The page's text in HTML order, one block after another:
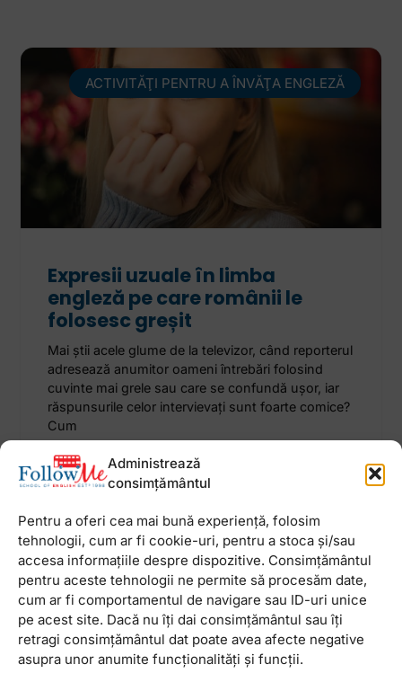
Administrează
consimțământul
Pentru a oferi cea mai bună experiență, folosim
tehnologii, cum ar fi cookie-uri, pentru a stoca și/sau
accesa informațiile despre dispozitive. Consimțământul
pentru aceste tehnologii ne permite să procesăm date,
cum ar fi comportamentul de navigare sau ID-uri unice
pe acest site. Dacă nu îți dai consimțământul sau îți
retragi consimțământul dat poate avea afecte negative
asupra unor anumite funcționalități și funcții.
ACTIVITĂŢI PENTRU A ÎNVĂŢA ENGLEZĂ
Expresii uzuale în limba
engleză pe care românii le
folosesc greșit
Mai știi acele glume de la televizor, când reporterul
adresează anumitor oameni întrebări folosind
cuvinte mai grele sau care se confundă ușor, iar
răspunsurile celor intervievați sunt foarte comice?
Cum
20 februarie 2023 Niciun comentariu
Newsletter